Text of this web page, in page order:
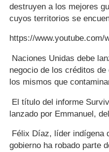
destruyen a los mejores
cuyos territorios se
https://www.youtube.com/
Naciones Unidas debe
negocio de los créditos
los mismos que
El título del informe
lanzado por Emmanuel,
Félix Díaz, líder indígena
gobierno ha robado parte